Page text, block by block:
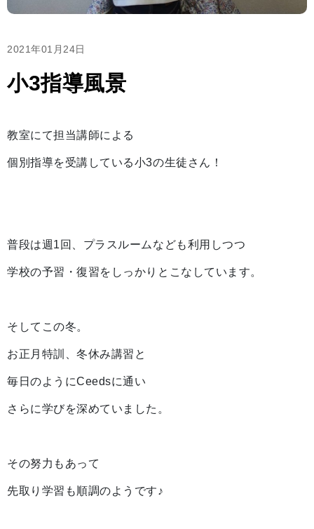
2021年01月24日
小3指導風景
教室にて担当講師による
個別指導を受講している小3の生徒さん！
普段は週1回、プラスルームなども利用しつつ
学校の予習・復習をしっかりとこなしています。
そしてこの冬。
お正月特訓、冬休み講習と
毎日のようにCeedsに通い
さらに学びを深めていました。
その努力もあって
先取り学習も順調のようです♪